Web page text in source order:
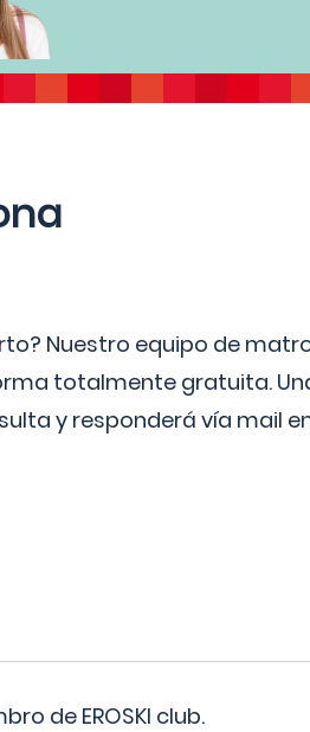
Nuestro equipo de
totalmente gratuita.
y responderá vía mail
de EROSKI club.